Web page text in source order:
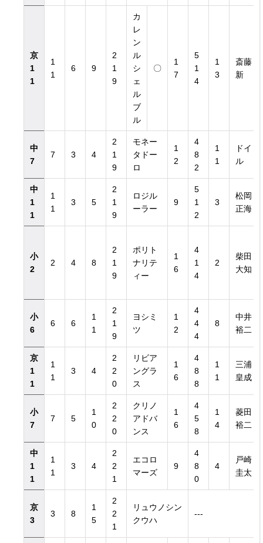
京
1
1
1
1
6 9
2
1
9
カ
レ
ン
ル
シ
ェ
ル
ブ
ル
〇
1
7
5
1
4
1
3
斎藤
新
中
7
7 3 4
2
1
9
モネー
タドー
ロ
1
2
4
8
2
1
1
ドイ
ル
中
1
1
1
1
3 5
2
1
9
ロジル
ーラー
9
5
1
2
3
松岡
正海
小
2
2 4 8
2
1
9
ポリト
ナリテ
ィー
1
6
4
1
4
2
柴田
大知
小
6
6 6
1
1
2
1
9
ヨシミ
ツ
1
2
4
4
4
8
中井
裕二
京
1
1
1
1
3 4
2
2
0
リビア
ングラ
ス
1
6
4
8
8
1
1
三浦
皇成
小
7
7 5
1
0
2
2
0
クリノ
アドバ
ンス
1
6
4
5
8
1
4
菱田
裕二
中
1
1
1
1
3 4
2
2
1
エコロ
マーズ
9
4
8
0
4
戸崎
圭太
京
3
3 8
1
5
2
2
1
リュウノシン
クウハ
---